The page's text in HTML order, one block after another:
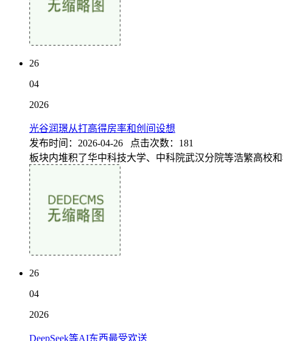
26
04
2026
光谷润璟从打高得房率和创间设想
发布时间：2026-04-26 点击次数：181
板块内堆积了华中科技大学、中科院武汉分院等浩繁高校
26
04
2026
DeepSeek等AI东西最受欢送